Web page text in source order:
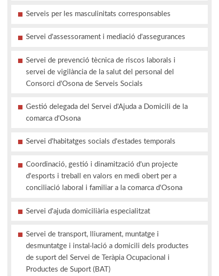
Serveis per les masculinitats corresponsables
Servei d'assessorament i mediació d'assegurances
Servei de prevenció tècnica de riscos laborals i
servei de vigilància de la salut del personal del
Consorci d'Osona de Serveis Socials
Gestió delegada del Servei d'Ajuda a Domicili de la
comarca d'Osona
Servei d'habitatges socials d'estades temporals
Coordinació, gestió i dinamització d'un projecte
d'esports i treball en valors en medi obert per a
conciliació laboral i familiar a la comarca d'Osona
Servei d'ajuda domiciliària especialitzat
Servei de transport, lliurament, muntatge i
desmuntatge i instal·lació a domicili dels productes
de suport del Servei de Teràpia Ocupacional i
Productes de Suport (BAT)